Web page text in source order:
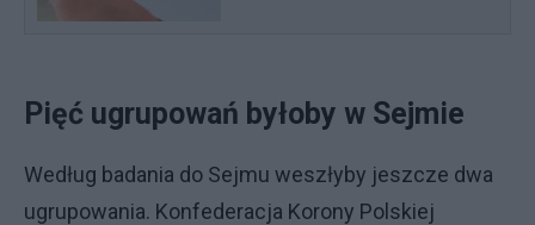
Pięć ugrupowań byłoby w Sejmie
Według badania do Sejmu weszłyby jeszcze dwa
ugrupowania. Konfederacja Korony Polskiej